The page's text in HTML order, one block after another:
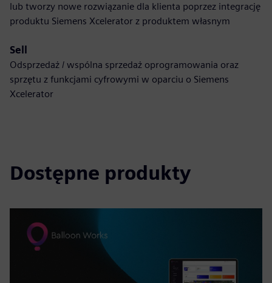
lub tworzy nowe rozwiązanie dla klienta poprzez integrację
produktu Siemens Xcelerator z produktem własnym
Sell
Odsprzedaż / wspólna sprzedaż oprogramowania oraz
sprzętu z funkcjami cyfrowymi w oparciu o Siemens
Xcelerator
Dostępne produkty